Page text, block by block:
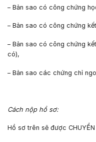
– Bản sao có công chứng
– Bản sao có công chứng
– Bản sao có công chứng
có),
– Bản sao các chứng chỉ
Cách nộp hồ sơ:
Hồ sơ trên sẽ được CHUYỂN